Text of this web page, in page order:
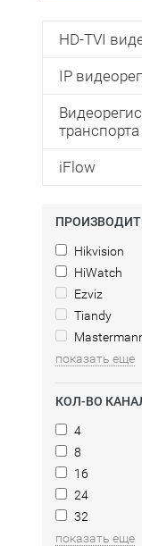
HD-TVI
IP
транспорта
iFlow
Hikvision
HiWatch
Ezviz
Tiandy
показать еще
КОЛ-ВО
4
8
16
24
32
показать еще